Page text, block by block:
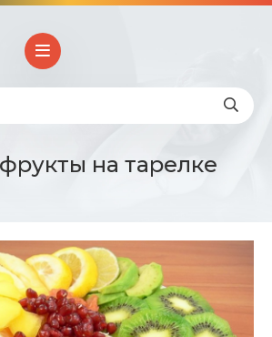
на тарелке